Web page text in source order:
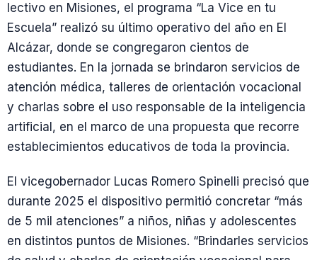
lectivo en Misiones, el programa “La Vice en tu
Escuela” realizó su último operativo del año en El
Alcázar, donde se congregaron cientos de
estudiantes. En la jornada se brindaron servicios de
atención médica, talleres de orientación vocacional
y charlas sobre el uso responsable de la inteligencia
artificial, en el marco de una propuesta que recorre
establecimientos educativos de toda la provincia.
El vicegobernador Lucas Romero Spinelli precisó que
durante 2025 el dispositivo permitió concretar “más
de 5 mil atenciones” a niños, niñas y adolescentes
en distintos puntos de Misiones. “Brindarles servicios